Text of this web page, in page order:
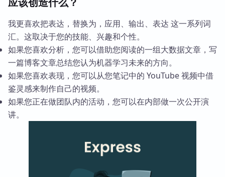
我更喜欢把表达，替换为，应用、输出、表达 这一系列词
汇。这取决于您的技能、兴趣和个性。
如果您喜欢分析，您可以借助您阅读的一组大数据文章，写
一篇博客文章总结您认为机器学习未来的方向。
如果您喜欢表现，您可以从您笔记中的 YouTube 视频中借
鉴灵感来制作自己的视频。
如果您正在做团队内的活动，您可以在内部做一次公开演
讲。